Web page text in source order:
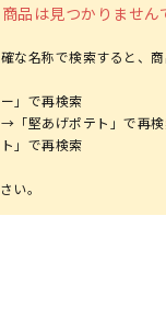
品は見つかりません
な名称で検索すると、
」で再検索
「堅あげポテト」で再
」で再検索